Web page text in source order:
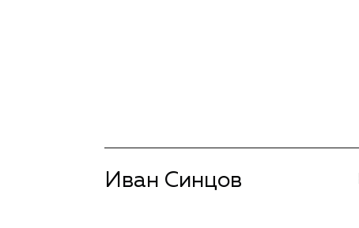
Иван Синцов